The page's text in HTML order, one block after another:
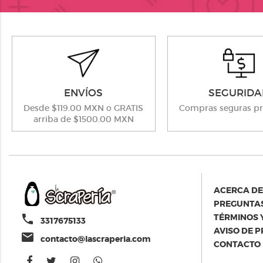
ENVÍOS
Desde $119.00 MXN o GRATIS
arriba de $1500.00 MXN
Compras seguras
phone 3317675133
email contacto@lascraperia.com
ACERCA
TÉRMINOS
AVISO DE
CONTACTO